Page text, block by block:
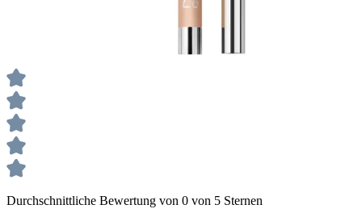
Durchschnittliche Bewertung von 0 von 5 Sternen